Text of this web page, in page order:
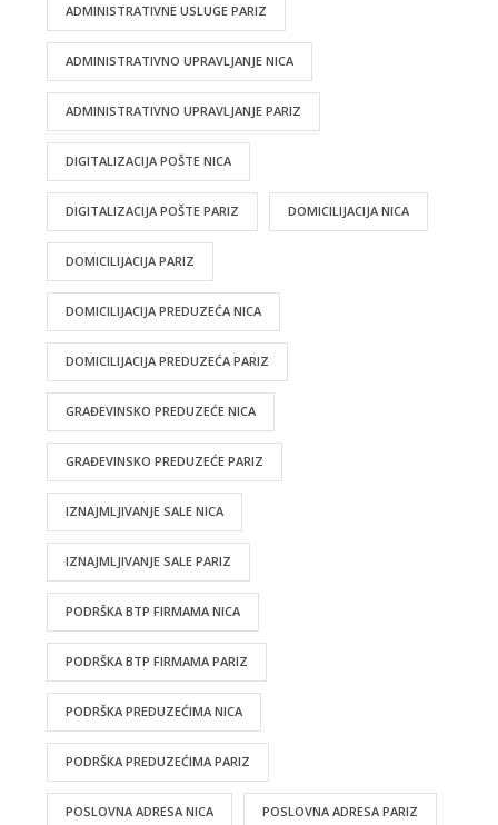
ADMINISTRATIVNE USLUGE PARIZ
ADMINISTRATIVNO UPRAVLJANJE NICA
ADMINISTRATIVNO UPRAVLJANJE PARIZ
DIGITALIZACIJA POŠTE NICA
DIGITALIZACIJA POŠTE PARIZ DOMICILIJACIJA NICA
DOMICILIJACIJA PARIZ
DOMICILIJACIJA PREDUZEĆA NICA
DOMICILIJACIJA PREDUZEĆA PARIZ
GRAĐEVINSKO PREDUZEĆE NICA
GRAĐEVINSKO PREDUZEĆE PARIZ
IZNAJMLJIVANJE SALE NICA
IZNAJMLJIVANJE SALE PARIZ
PODRŠKA BTP FIRMAMA NICA
PODRŠKA BTP FIRMAMA PARIZ
PODRŠKA PREDUZEĆIMA NICA
PODRŠKA PREDUZEĆIMA PARIZ
POSLOVNA ADRESA NICA POSLOVNA ADRESA PARIZ